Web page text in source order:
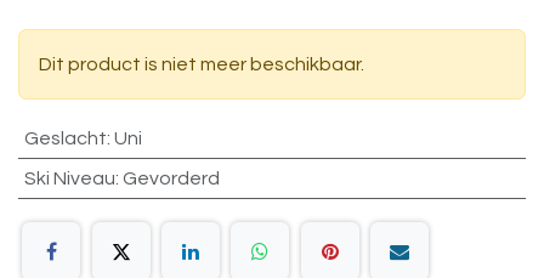
Dit product is niet meer beschikbaar.
Geslacht: Uni
Ski Niveau: Gevorderd